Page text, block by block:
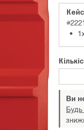
Ви
Будь